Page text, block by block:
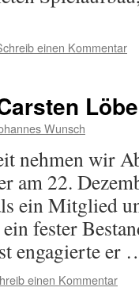
einen Kommentar
Wunsch
nehmen wir
am 22.
ein Mitglied
fester
engagierte
einen Kommentar